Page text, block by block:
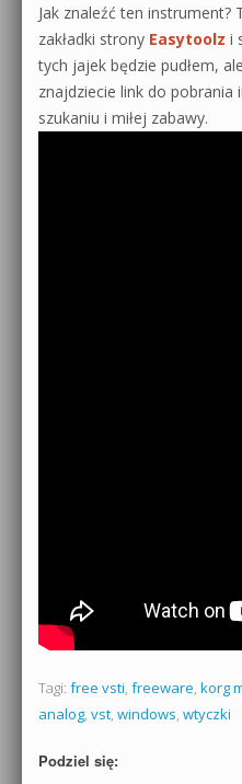
Jak znaleźć ten instrument?
zakładki strony Easytoolz i
tych jajek będzie pudłem,
znajdziecie link do
szukaniu i miłej zabawy.
Tagi: free vsti, freeware, korg
analog, vst, windows, wtyczki
Podziel się: